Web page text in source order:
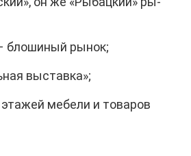
бло­ши­ный ры­нок;
вы­став­ка»;
эта­жей ме­бе­ли и то­ва­ров